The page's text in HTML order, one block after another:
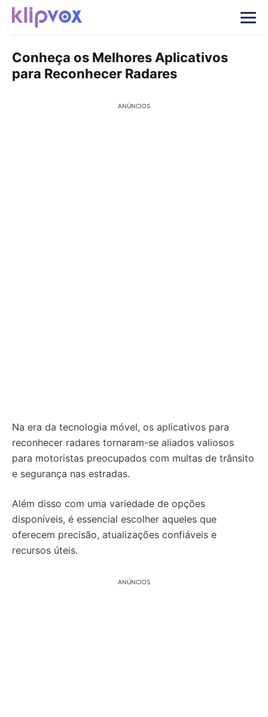
Conheça os Melhores Aplicativos
para Reconhecer Radares
ANÚNCIOS
Na era da tecnologia móvel, os aplicativos para
reconhecer radares tornaram-se aliados valiosos
para motoristas preocupados com multas de trânsito
e segurança nas estradas.
Além disso com uma variedade de opções
disponíveis, é essencial escolher aqueles que
oferecem precisão, atualizações confiáveis e
recursos úteis.
ANÚNCIOS